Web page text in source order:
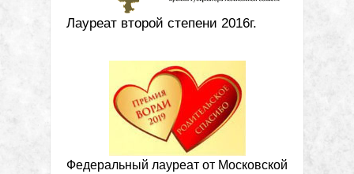
Лауреат второй степени 2016г.
Федеральный лауреат от Московской